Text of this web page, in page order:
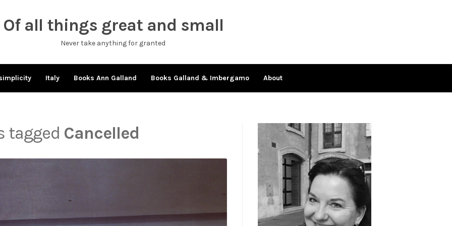
Of all things great and small
Never take anything for granted
Italy Books Ann Galland Books Galland & Imbergamo About
tagged Cancelled